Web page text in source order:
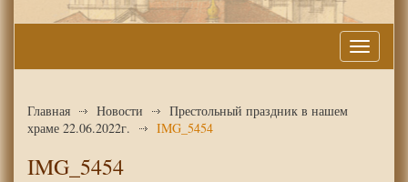
Меню
Главная Новости
Престольный праздник в нашем
храме 22.06.2022г.
IMG_5454
IMG_5454